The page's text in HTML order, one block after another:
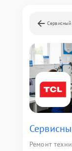
Сервисный
Ремонт